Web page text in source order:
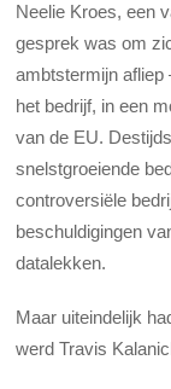
Neelie Kroes, een
gesprek was om
ambtstermijn afliep
het bedrijf, in een
van de EU.
snelstgroeiende
controversiële
beschuldigingen
datalekken.
Maar uiteindelijk
werd Travis